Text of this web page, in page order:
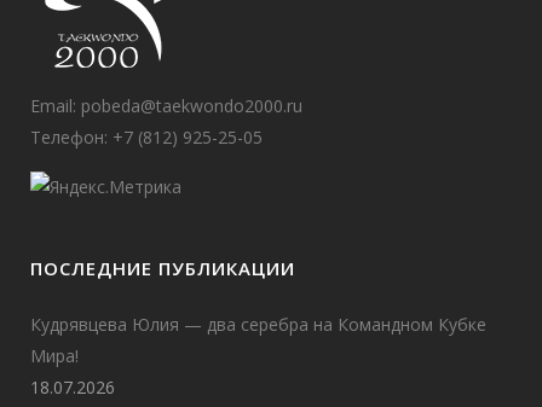
Email: pobeda@taekwondo2000.ru
Телефон: +7 (812) 925-25-05
ПОСЛЕДНИЕ ПУБЛИКАЦИИ
Кудрявцева Юлия — два серебра на Командном Кубке
Мира!
18.07.2026